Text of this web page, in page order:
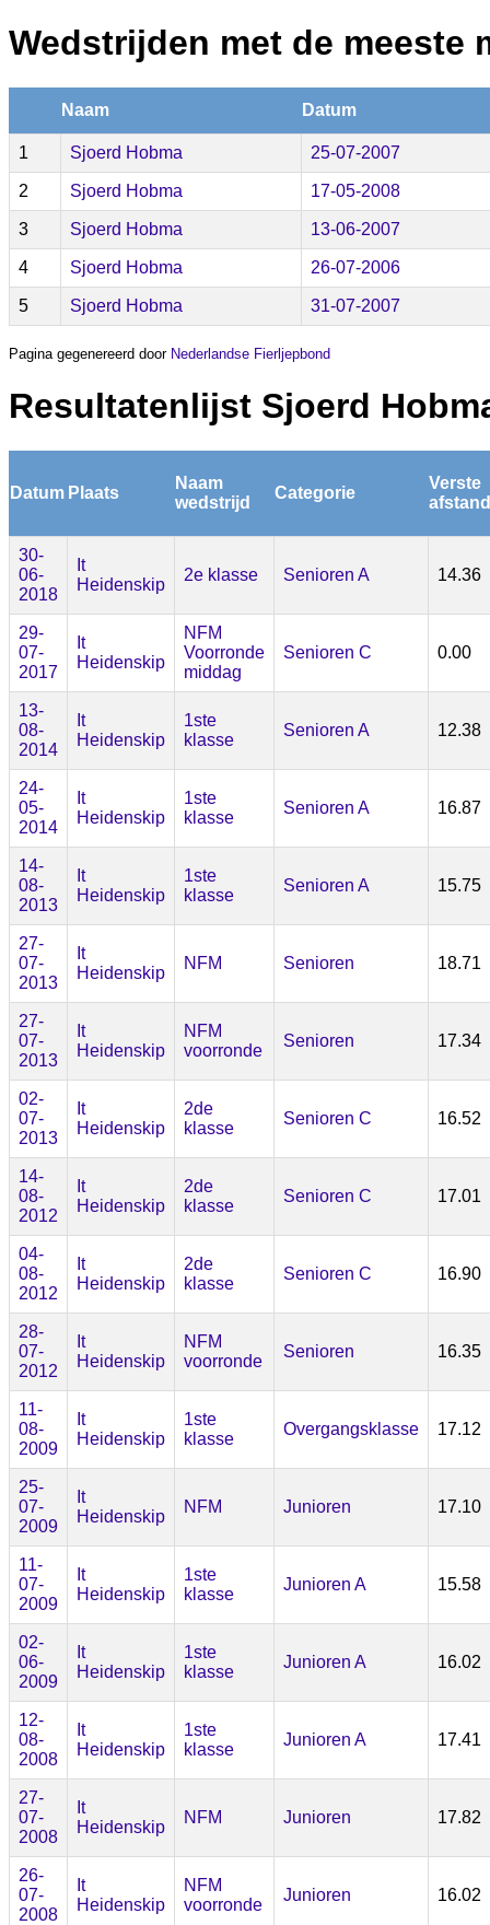
Wedstrijden met de meeste
Naam Datum
1 Sjoerd Hobma 25-07-2007
2 Sjoerd Hobma 17-05-2008
3 Sjoerd Hobma 13-06-2007
4 Sjoerd Hobma 26-07-2006
5 Sjoerd Hobma 31-07-2007
Pagina gegenereerd door Nederlandse Fierljepbond
Resultatenlijst Sjoerd
Datum Plaats
Naam
wedstrijd
Categorie
Verste
afstand
30-
06-
2018
It
Heidenskip
2e klasse Senioren A 14.36
29-
07-
2017
It
Heidenskip
NFM
Voorronde
middag
Senioren C 0.00
13-
08-
2014
It
Heidenskip
1ste
klasse
Senioren A 12.38
24-
05-
2014
It
Heidenskip
1ste
klasse
Senioren A 16.87
14-
08-
2013
It
Heidenskip
1ste
klasse
Senioren A 15.75
27-
07-
2013
It
Heidenskip
NFM Senioren 18.71
27-
07-
2013
It
Heidenskip
NFM
voorronde
Senioren 17.34
02-
07-
2013
It
Heidenskip
2de
klasse
Senioren C 16.52
14-
08-
2012
It
Heidenskip
2de
klasse
Senioren C 17.01
04-
08-
2012
It
Heidenskip
2de
klasse
Senioren C 16.90
28-
07-
2012
It
Heidenskip
NFM
voorronde
Senioren 16.35
11-
08-
2009
It
Heidenskip
1ste
klasse
Overgangsklasse 17.12
25-
07-
2009
It
Heidenskip
NFM Junioren 17.10
11-
07-
2009
It
Heidenskip
1ste
klasse
Junioren A 15.58
02-
06-
2009
It
Heidenskip
1ste
klasse
Junioren A 16.02
12-
08-
2008
It
Heidenskip
1ste
klasse
Junioren A 17.41
27-
07-
2008
It
Heidenskip
NFM Junioren 17.82
26-
07-
2008
It
Heidenskip
NFM
voorronde
Junioren 16.02